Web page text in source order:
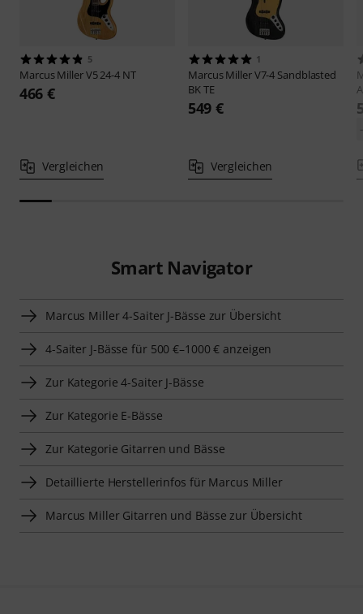
5
Marcus MillerV5 24-4 NT
466 €
Vergleichen
1
Marcus MillerV7-4 Sandblasted
BK TE
549 €
Vergleichen
Smart Navigator
Marcus Miller 4-Saiter J-Bässe zur Übersicht
4-Saiter J-Bässe für 500 €–1000 € anzeigen
Zur Kategorie 4-Saiter J-Bässe
Zur Kategorie E-Bässe
Zur Kategorie Gitarren und Bässe
Detaillierte Herstellerinfos für Marcus Miller
Marcus Miller Gitarren und Bässe zur Übersicht